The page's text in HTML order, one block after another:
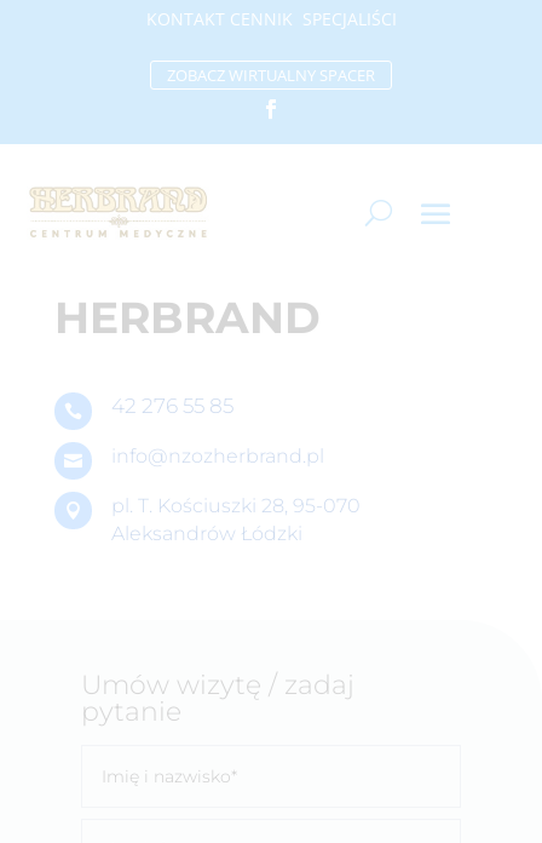
KONTAKTCENNIK SPECJALIŚCI
ZOBACZ WIRTUALNY SPACER
HERBRAND
 42 276 55 85
 info@nzozherbrand.pl
 pl. T. Kościuszki 28, 95-070
Aleksandrów Łódzki
Umów wizytę / zadaj
pytanie